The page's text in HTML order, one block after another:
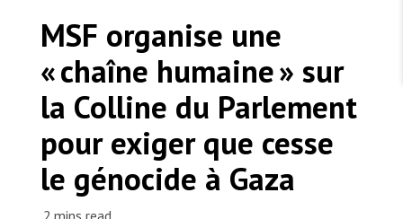
Les États négligent leur obligation de protéger les
personnes civiles et les services de santé en temps
de guerre
Urgence Ebola
Séismes au Venezuela : conséquences et intervention
de MSF
Dons des fondations
Partenariat d’entreprise
Les Amis de MSF
Devenez bénévoles au Canada
Travailler avec MSF
Travailler à l’étranger
Travailler au Canada
MSF organise une
« chaîne humaine » sur
la Colline du Parlement
pour exiger que cesse
le génocide à Gaza